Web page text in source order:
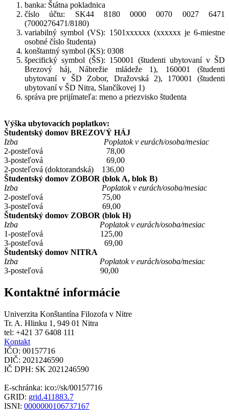
banka: Štátna pokladnica
číslo účtu: SK44 8180 0000 0070 0027 6471
(7000276471/8180)
variabilný symbol (VS): 1501xxxxxx (xxxxxx je 6-miestne
osobné číslo študenta)
konštantný symbol (KS): 0308
špecifický symbol (ŠS): 150001 (študenti ubytovaní v ŠD
Brezový háj, Nábrežie mládeže 1), 160001 (študenti
ubytovaní v ŠD Zobor, Dražovská 2), 170001 (študenti
ubytovaní v ŠD Nitra, Slančíkovej 1)
správa pre prijímateľa: meno a priezvisko študenta
Výška ubytovacích poplatkov:
Študentský domov BREZOVÝ HÁJ
Izba Poplatok v eurách/osoba/mesiac
2-posteľová 78,00
3-posteľová 69,00
2-posteľová (doktorandská) 136,00
Študentský domov ZOBOR (blok A, blok B)
Izba Poplatok v eurách/osoba/mesiac
2-posteľová 75,00
3-posteľová 69,00
Študentský domov ZOBOR (blok H)
Izba Poplatok v eurách/osoba/mesiac
1-posteľová 125,00
3-posteľová 69,00
Študentský domov NITRA
Izba Poplatok v eurách/osoba/mesiac
3-posteľová 90,00
Kontaktné informácie
Univerzita Konštantína Filozofa v Nitre
Tr. A. Hlinku 1, 949 01 Nitra
tel: +421 37 6408 111
Kontakt
IČO: 00157716
DIČ: 2021246590
IČ DPH: SK 2021246590
E-schránka: ico://sk/00157716
GRID: grid.411883.7
ISNI: 0000000106737167